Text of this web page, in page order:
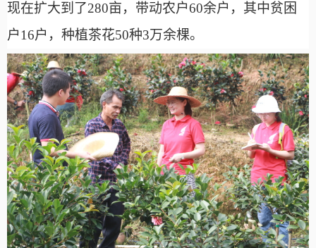
现在扩大到了280亩，带动农户60余户，其中贫困
户16户，种植茶花50种3万余棵。